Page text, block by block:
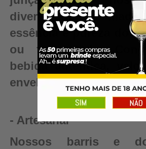
diversidade de
essência e pureza do
ou fermentado.
bebida autêntica,
envelhecimento pode
- Artesanal
Nossos barris e